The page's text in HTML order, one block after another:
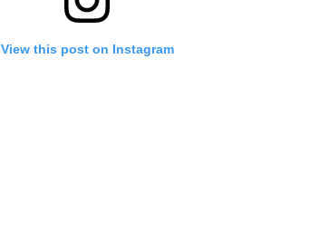
View this post on Instagram